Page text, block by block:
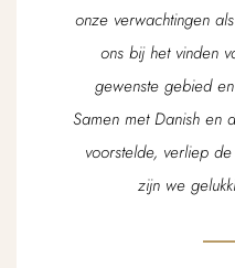
onze verwachtingen
ons bij het vinden
gewenste gebied
Samen met Danish en
voorstelde, verliep
zijn we